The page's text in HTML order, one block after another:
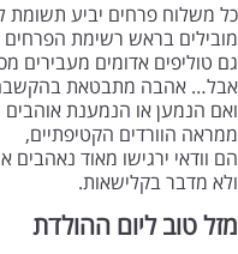
כל משלוח פרחים יביע תשומת
מובילים בראש רשימת הפרחים
גם טוליפים אדומים מעבירים
אבל… אהבה מתבטאת
ואם הנמען או הנמענת אוהבים
ממראה הוורדים הקטיפתיים,
הם וודאי ירגישו מאוד
ולא מדבר בקלישאות.
מזל טוב ליום ההולדת